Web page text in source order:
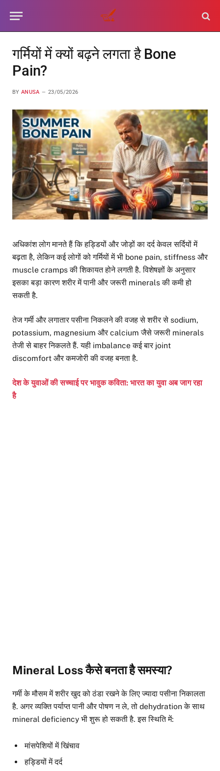
गर्मियों में क्यों बढ़ने लगता है Bone
Pain?
BY ANUSA 23/05/2026
अधिकांश लोग मानते हैं कि हड्डियों और जोड़ों का दर्द केवल सर्दियों में
बढ़ता है, लेकिन कई लोगों को गर्मियों में भी bone pain, stiffness और
muscle cramps की शिकायत होने लगती है. विशेषज्ञों के अनुसार
इसका बड़ा कारण शरीर में पानी और जरूरी minerals की कमी हो
सकती है.
तेज गर्मी और लगातार पसीना निकलने की वजह से शरीर से sodium,
potassium, magnesium और calcium जैसे जरूरी minerals
तेजी से बाहर निकलते हैं. यही imbalance कई बार joint
discomfort और कमजोरी की वजह बनता है.
देश के युवाओं की सच्चाई पर भावुक कविता: भारत का युवा अब जाग रहा
है
Mineral Loss कैसे बनता है समस्या?
गर्मी के मौसम में शरीर खुद को ठंडा रखने के लिए ज्यादा पसीना निकालता
है. अगर व्यक्ति पर्याप्त पानी और पोषण न ले, तो dehydration के साथ
mineral deficiency भी शुरू हो सकती है. इस स्थिति में:
मांसपेशियों में खिंचाव
हड्डियों में दर्द